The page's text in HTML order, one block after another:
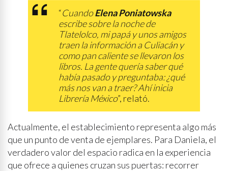
“CuandoElena Poniatowska
escribe sobre la noche de
Tlatelolco, mi papá y unos amigos
traen la información a Culiacán y
como pan caliente se llevaron los
libros. La gente quería saber qué
había pasado y preguntaba: ¿qué
más nos van a traer? Ahí inicia
Librería México”, relató.
Actualmente, el establecimiento representa algo más
que un punto de venta de ejemplares. Para Daniela, el
verdadero valor del espacio radica en la experiencia
que ofrece a quienes cruzan sus puertas: recorrer